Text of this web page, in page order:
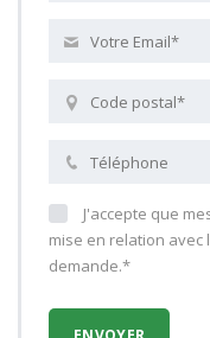
J'accepte que
mise en relation avec
demande.*